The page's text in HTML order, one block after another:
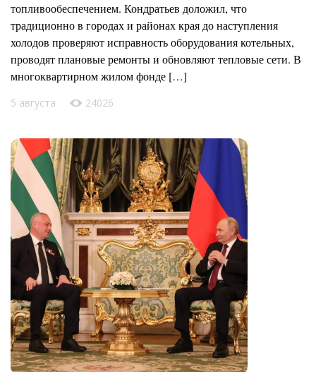
топливообеспечением. Кондратьев доложил, что
традиционно в городах и районах края до наступления
холодов проверяют исправность оборудования котельных,
проводят плановые ремонты и обновляют тепловые сети. В
многоквартирном жилом фонде […]
5 августа 24026